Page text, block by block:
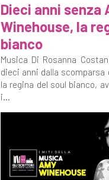
Dieci anni senza
Winehouse, la
bianco
Musica Di Rosanna
dieci anni dalla scomparsa
la regina del soul bianco,
i...